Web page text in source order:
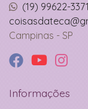
(19) 99622-3371
Campinas - SP
Informações